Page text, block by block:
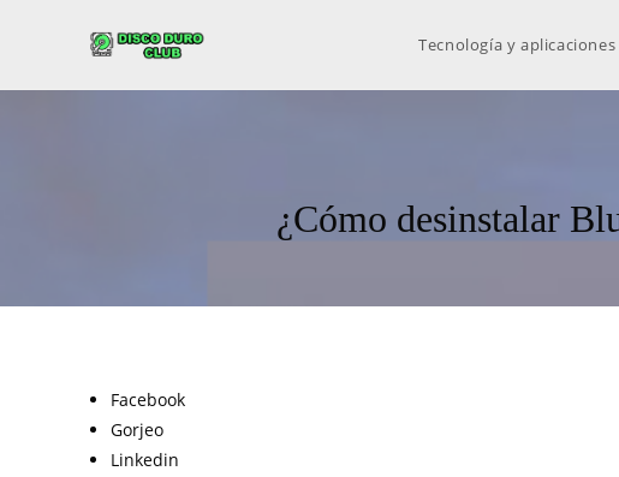
Tecnología y aplicaciones
¿Cómo desinstalar
Facebook
Gorjeo
Linkedin